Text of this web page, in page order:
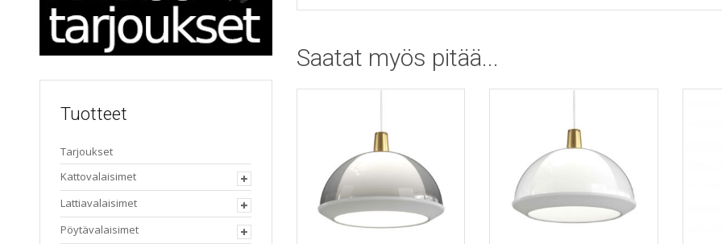
Saatat myös pitää...
Tuotteet
Tarjoukset
Kattovalaisimet
Lattiavalaisimet
Pöytävalaisimet